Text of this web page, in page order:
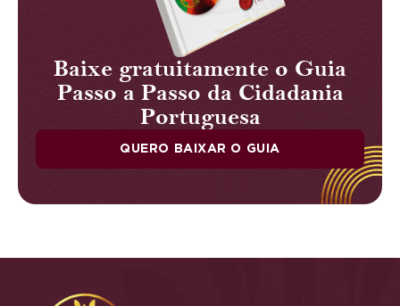
Baixe gratuitamente o Guia
Passo a Passo da Cidadania
Portuguesa
QUERO BAIXAR O GUIA